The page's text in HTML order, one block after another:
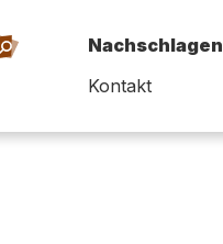
Nachschlagen
Kontakt